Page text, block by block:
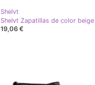
Shelvt
19,06 €